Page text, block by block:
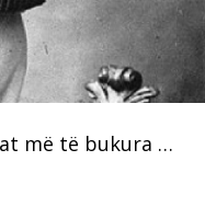
më të bukura …